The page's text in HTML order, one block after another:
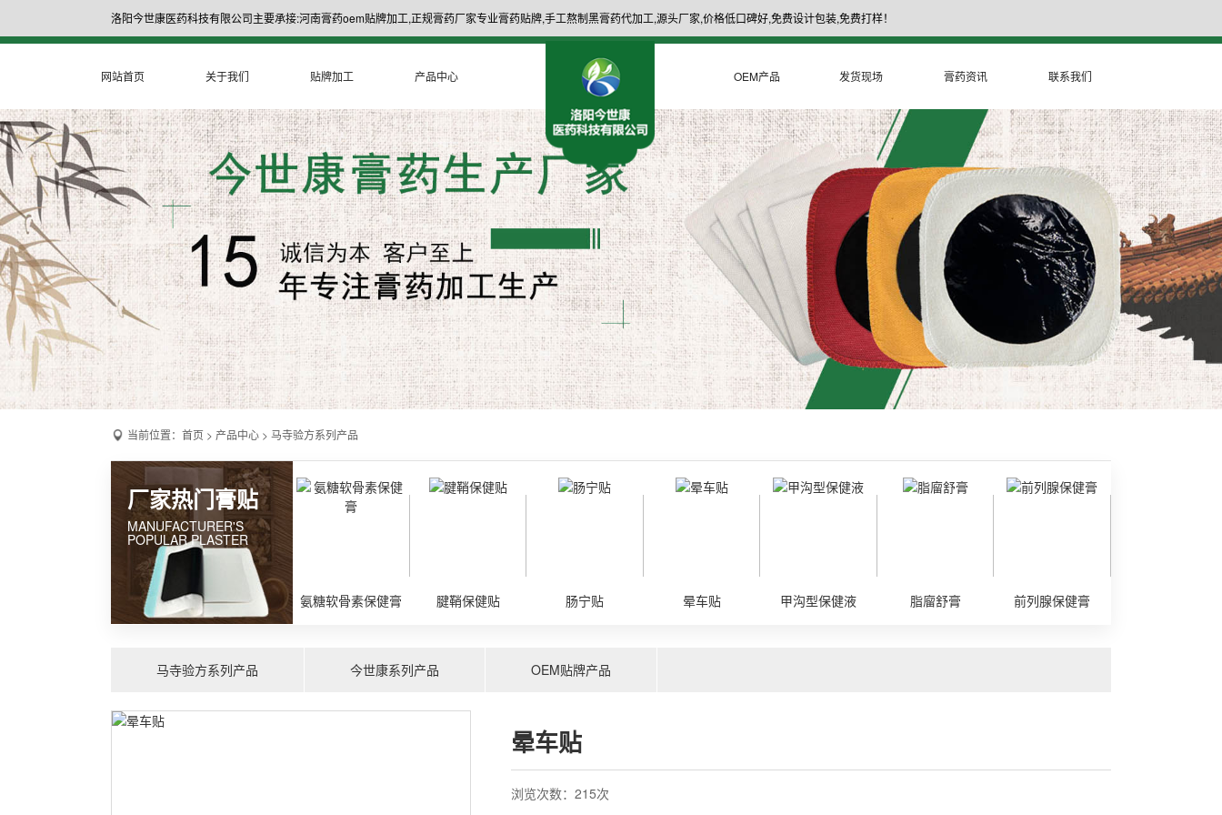
洛阳今世康医药科技有限公司主要承接:河南膏药oem贴牌加工,正规膏药厂家专业膏药贴牌,手工熬制黑膏药代加工,源头厂家,价格低口碑好,免费设计包装,免费打样！
网站首页 关于我们 贴牌加工 产品中心 OEM产品 发货现场 膏药资讯 联系我们
当前位置： 首页 > 产品中心 > 马寺验方系列产品
厂家热门膏贴
MANUFACTURER'S
POPULAR PLASTER
氨糖软骨素保健膏 腱鞘保健贴 肠宁贴 晕车贴 甲沟型保健液 脂廇舒膏 前列腺保健膏
果酸VE脲素保健膏 足部角质喷雾
马寺验方系列产品 今世康系列产品 OEM贴牌产品
晕车贴
浏览次数： 215次